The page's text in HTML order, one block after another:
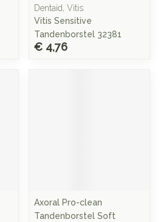
Dentaid, Vitis
Vitis Sensitive
Tandenborstel 32381
€ 4,76
Axoral Pro-clean
Tandenborstel Soft